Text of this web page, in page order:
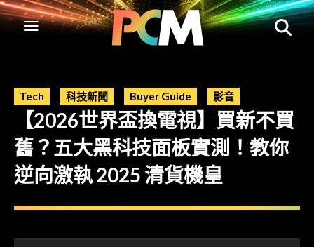
Tech 科技新聞 Buyer Guide 影音
【2026世界盃換電視】買新不買
舊？五大黑科技面板實測！教你
逆向激執 2025 清貨機皇